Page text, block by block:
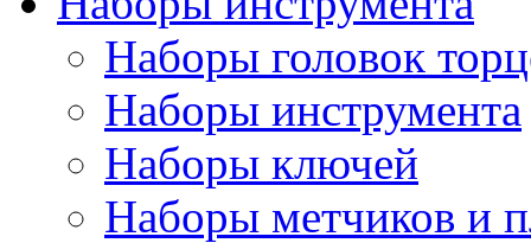
Наборы головок
Наборы инструмента
Наборы ключей
Наборы метчиков и